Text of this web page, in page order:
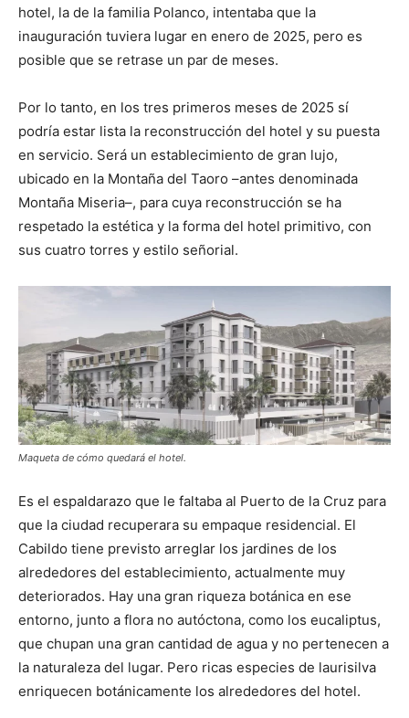
hotel, la de la familia Polanco, intentaba que la
inauguración tuviera lugar en enero de 2025, pero es
posible que se retrase un par de meses.
Por lo tanto, en los tres primeros meses de 2025 sí
podría estar lista la reconstrucción del hotel y su puesta
en servicio. Será un establecimiento de gran lujo,
ubicado en la Montaña del Taoro –antes denominada
Montaña Miseria–, para cuya reconstrucción se ha
respetado la estética y la forma del hotel primitivo, con
sus cuatro torres y estilo señorial.
Maqueta de cómo quedará el hotel.
Es el espaldarazo que le faltaba al Puerto de la Cruz para
que la ciudad recuperara su empaque residencial. El
Cabildo tiene previsto arreglar los jardines de los
alrededores del establecimiento, actualmente muy
deteriorados. Hay una gran riqueza botánica en ese
entorno, junto a flora no autóctona, como los eucaliptus,
que chupan una gran cantidad de agua y no pertenecen a
la naturaleza del lugar. Pero ricas especies de laurisilva
enriquecen botánicamente los alrededores del hotel.